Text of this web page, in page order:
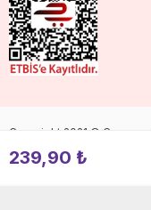
239,90 ₺
Copyright 2021 © Cossop.